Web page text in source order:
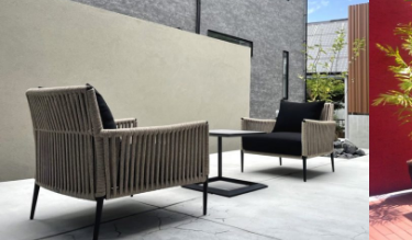
GARDEN SOFA
HAMBURG HOME USE VOGUE